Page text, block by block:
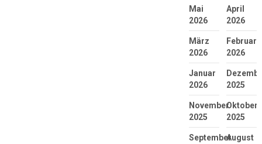
Mai
2026
April
2026
März
2026
Februar
2026
Januar
2026
2025
November
2025
Oktober
2025
SeptemberAugust